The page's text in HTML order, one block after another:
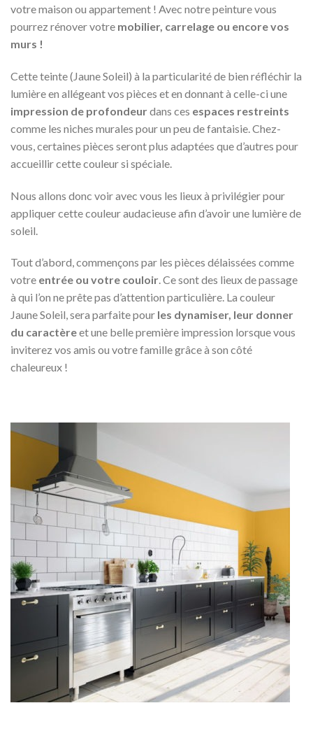
votre maison ou appartement ! Avec notre peinture vous
pourrez rénover votre mobilier, carrelage ou encore vos
murs !
Cette teinte (Jaune Soleil) à la particularité de bien réfléchir la
lumière en allégeant vos pièces et en donnant à celle-ci une
impression de profondeurdans ces espaces restreints
comme les niches murales pour un peu de fantaisie. Chez-
vous, certaines pièces seront plus adaptées que d’autres pour
accueillir cette couleur si spéciale.
Nous allons donc voir avec vous les lieux à privilégier pour
appliquer cette couleur audacieuse afin d’avoir une lumière de
soleil.
Tout d’abord, commençons par les pièces délaissées comme
votre entrée ou votre couloir. Ce sont des lieux de passage
à qui l’on ne prête pas d’attention particulière. La couleur
Jaune Soleil, sera parfaite pour les dynamiser, leur donner
du caractèreet une belle première impression lorsque vous
inviterez vos amis ou votre famille grâce à son côté
chaleureux !